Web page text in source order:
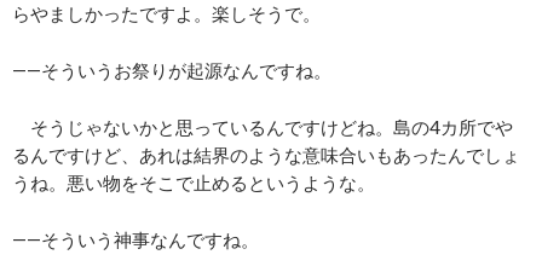
らやましかったですよ。楽しそうで。
――そういうお祭りが起源なんですね。
そうじゃないかと思っているんですけどね。島の4カ所でや
るんですけど、あれは結界のような意味合いもあったんでしょ
うね。悪い物をそこで止めるというような。
――そういう神事なんですね。